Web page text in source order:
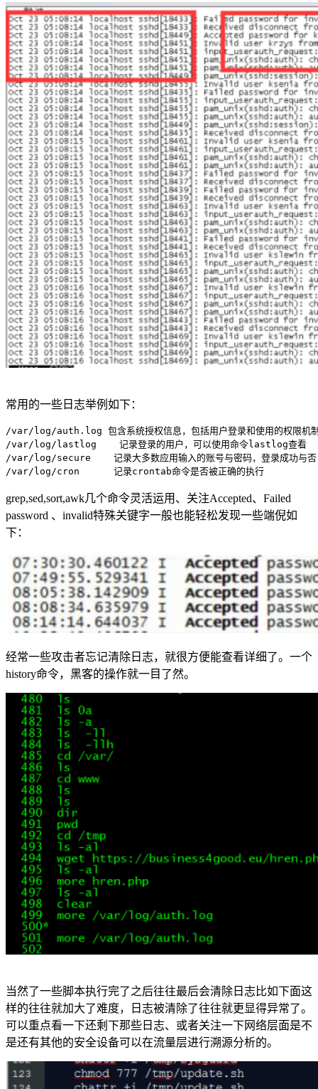
常用的一些日志举例如下：
/var/log/auth.log 包含系统授权信息，包括用户登录和使用的权限机
/var/log/lastlog    记录登录的用户，可以使用命令lastlog查看
/var/log/secure    记录大多数应用输入的账号与密码，登录成功与否
/var/log/cron      记录crontab命令是否被正确的执行
grep,sed,sort,awk几个命令灵活运用、关注Accepted、Failed
password 、invalid特殊关键字一般也能轻松发现一些端倪如
下：
经常一些攻击者忘记清除日志，就很方便能查看详细了。一个
history命令，黑客的操作就一目了然。
当然了一些脚本执行完了之后往往最后会清除日志比如下面这
样的往往就加大了难度，日志被清除了往往就更显得异常了。
可以重点看一下还剩下那些日志、或者关注一下网络层面是不
是还有其他的安全设备可以在流量层进行溯源分析的。